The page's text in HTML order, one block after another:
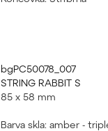
bgPC50078_007
STRING RABBIT S
85 x 58 mm
Barva skla: amber -